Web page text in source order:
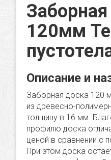
120мм
Описание и
Заборная доска 120
из древесно-
толщину в 16 мм.
профилю доска
ценой в сравнении с
При этом доска